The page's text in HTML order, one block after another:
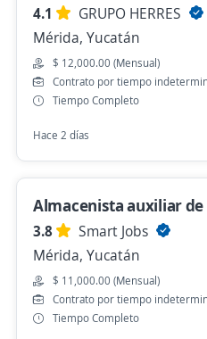
Hace 20 horas
Se precisa Urgente
Auxiliar de Bodega y
Importante empresa del
Hace 21 horas
Chofer Instalador
häken Mobiliario de Oficina
Mérida, Yucatán
$ 12,000.00 (Mensual)
4.1
GRUPO HERRES
Mérida, Yucatán
$ 12,000.00 (Mensual)
Contrato por tiempo
Tiempo Completo
Hace 2 días
Almacenista auxiliar de
3.8
Smart Jobs
Mérida, Yucatán
$ 11,000.00 (Mensual)
Contrato por tiempo
Tiempo Completo